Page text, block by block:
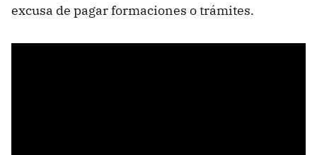
excusa de pagar formaciones o trámites.